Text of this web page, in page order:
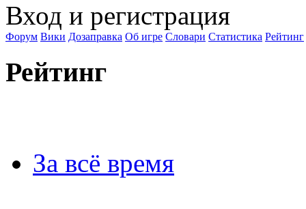
Вход и регистрация
Форум Вики Дозаправка Об игре Словари Статистика Рейтинг
Рейтинг
За всё время